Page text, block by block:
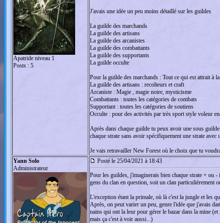
Apatride niveau 1
Posts : 5
J'avais une idée un peu moins détaillé sur les guildes
La guilde des marchands
La guilde des artisans
La guilde des arcanistes
La guilde des combattants
La guilde des supportants
La guilde occulte
Pour la guilde des marchands : Tout ce qui est attrait à
La guilde des artisans : recolteurs et craft
Arcaniste : Magie , magie noire, mysticisme
Combattants : toutes les catégories de combats
Supportant : toutes les catégories de soutiens
Occulte : pour des activités par très sport style voleur
Après dans chaque guilde tu peux avoir une sous
chaque strate sans avoir spécifiquement une strate avec
Je vais retravailler New Forest où le choix que tu
Yann Solo
Administrateur
Posté le 25/04/2021 à 18:43
Pour les guildes, j'imaginerais bien chaque strate + ou
gens du clan en question, soit un clan particulièrement
L'exception étant la primale, où là c'est la jungle et les
Après, on peut varier un peu, genre l'idée que j'avais
nains qui ont la leur pour gérer le bazar dans la mine
mais ça c'est à voir aussi...)